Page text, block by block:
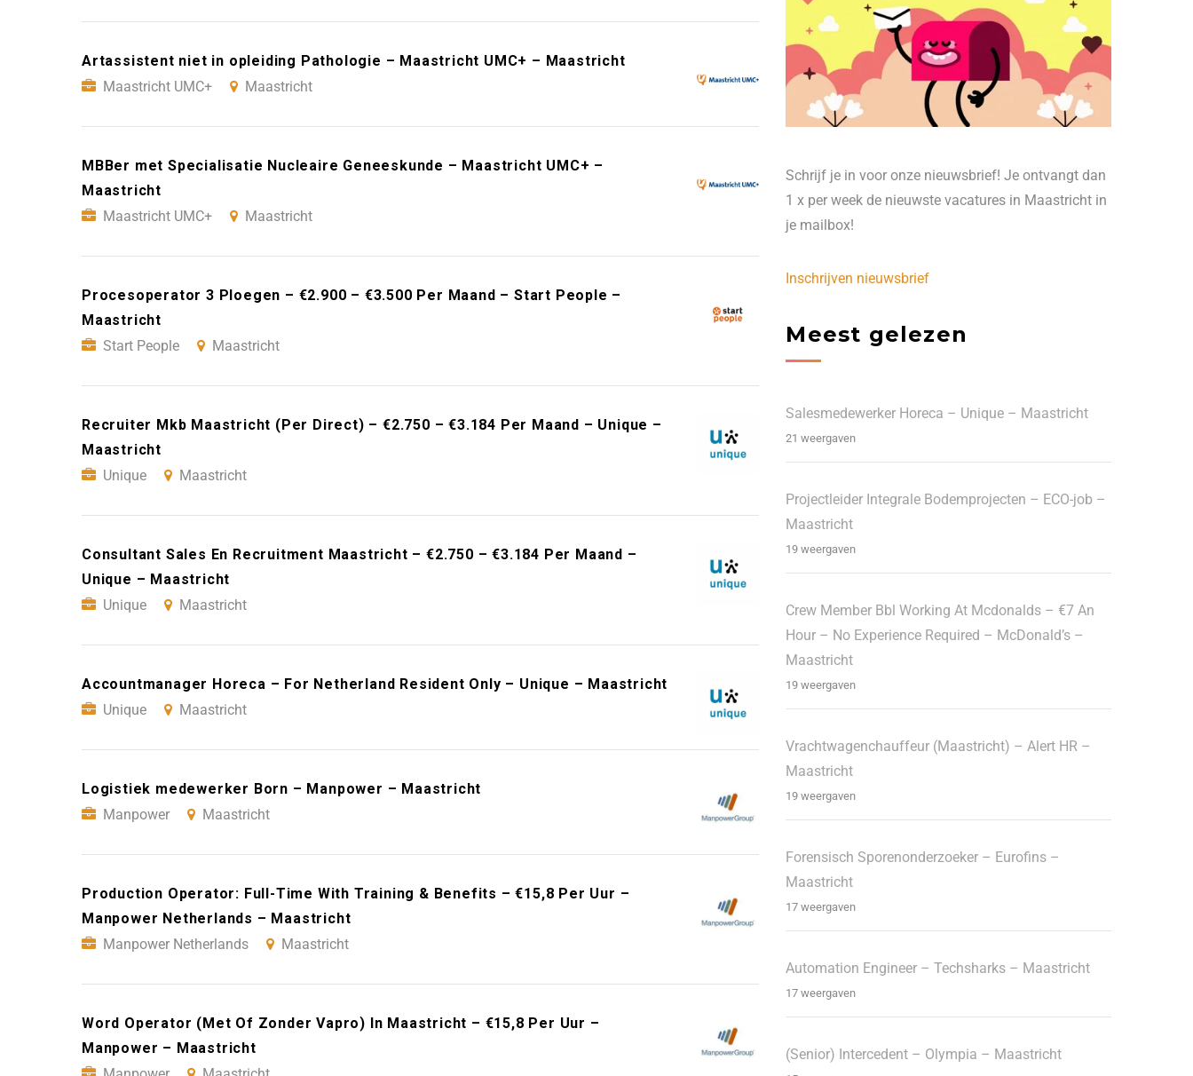
Artassistent niet in opleiding Pathologie – Maastricht UMC+ – Maastricht
Maastricht UMC+
Maastricht
MBBer met Specialisatie Nucleaire Geneeskunde – Maastricht UMC+ –
Maastricht
Maastricht UMC+
Maastricht
Procesoperator 3 Ploegen – €2.900 – €3.500 Per Maand – Start People –
Maastricht
Start People
Maastricht
Recruiter Mkb Maastricht (Per Direct) – €2.750 – €3.184 Per Maand – Unique –
Maastricht
Unique
Maastricht
Consultant Sales En Recruitment Maastricht – €2.750 – €3.184 Per Maand –
Unique – Maastricht
Unique
Maastricht
Accountmanager Horeca – For Netherland Resident Only – Unique – Maastricht
Unique
Maastricht
Logistiek medewerker Born – Manpower – Maastricht
Manpower
Maastricht
Production Operator: Full-Time With Training & Benefits – €15,8 Per Uur –
Manpower Netherlands – Maastricht
Manpower Netherlands
Maastricht
Word Operator (Met Of Zonder Vapro) In Maastricht – €15,8 Per Uur –
Manpower – Maastricht
Schrijf je in voor onze nieuwsbrief! Je ontvangt dan
1 x per week de nieuwste vacatures in Maastricht in
je mailbox!
Inschrijven nieuwsbrief
Meest gelezen
Salesmedewerker Horeca – Unique – Maastricht
21 weergaven
Projectleider Integrale Bodemprojecten – ECO-job –
Maastricht
19 weergaven
Crew Member Bbl Working At Mcdonalds – €7 An
Hour – No Experience Required – McDonald’s –
Maastricht
19 weergaven
Vrachtwagenchauffeur (Maastricht) – Alert HR –
Maastricht
19 weergaven
Forensisch Sporenonderzoeker – Eurofins –
Maastricht
17 weergaven
Automation Engineer – Techsharks – Maastricht
17 weergaven
(Senior) Intercedent – Olympia – Maastricht